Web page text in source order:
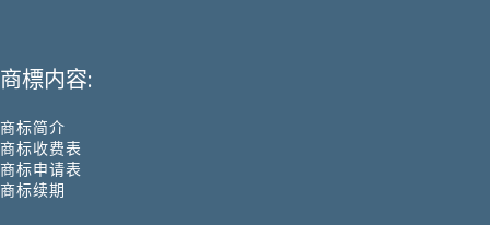
商標内容:
商标简介
商标收费表
商标申请表
商标续期